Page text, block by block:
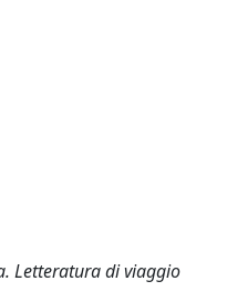
Letteratura di viaggio